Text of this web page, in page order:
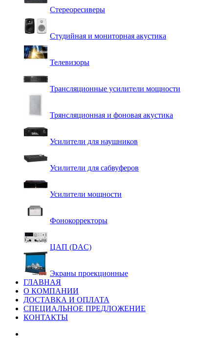
Стереоресиверы
Студийная и мониторная акустика
Телевизоры
Трансляционные усилители мощности
Трянсляционная и фоновая акустика
Усилители для наушников
Усилители для сабвуферов
Усилители мощности
Фонокорректоры
ЦАП (DAC)
Экраны проекционные
ГЛАВНАЯ
О КОМПАНИИ
ДОСТАВКА И ОПЛАТА
СПЕЦИАЛЬНОЕ ПРЕДЛОЖЕНИЕ
КОНТАКТЫ